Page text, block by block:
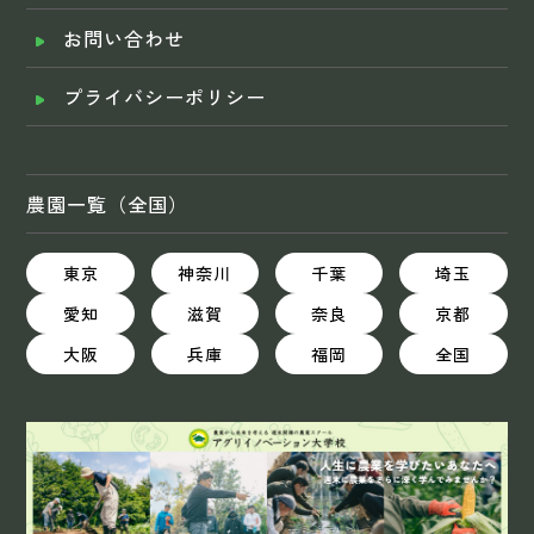
お問い合わせ
プライバシーポリシー
農園一覧（全国）
東京 神奈川 千葉
埼玉
愛知
滋賀 奈良
京都
大阪
兵庫 福岡 全国